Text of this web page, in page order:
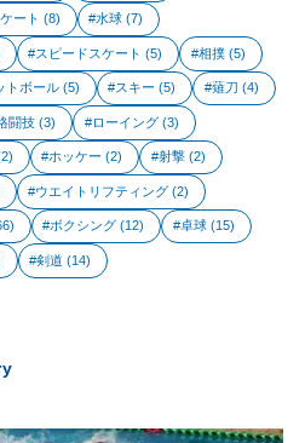
ート (8) 水球 (7)
スピードスケート (5) 相撲(5)
トボール(5) スキー (5) 薙刀 (4)
闘技 (3) ローイング(3)
ホッケー (2) 射撃(2)
ウエイトリフティング (2)
ボクシング (12) 卓球(15)
剣道 (14)